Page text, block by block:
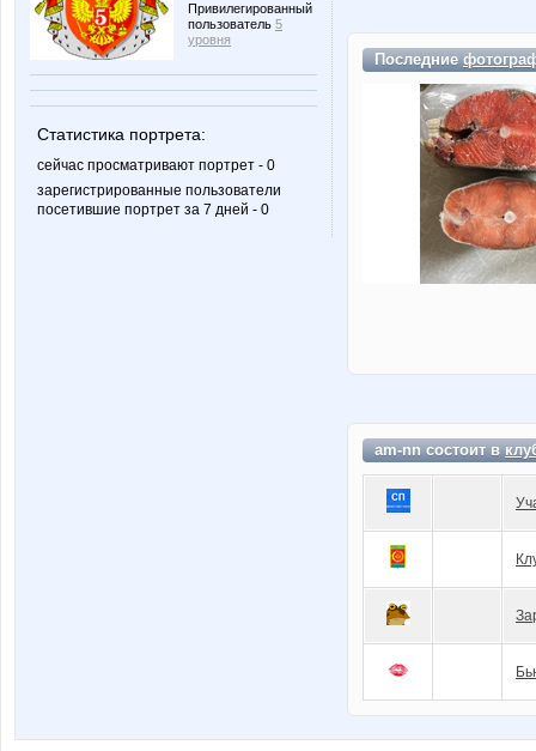
Привилегированный
пользователь 5
уровня
Статистика портрета:
сейчас просматривают портрет - 0
зарегистрированные пользователи
посетившие портрет за 7 дней - 0
Последние
am-nn состоит в